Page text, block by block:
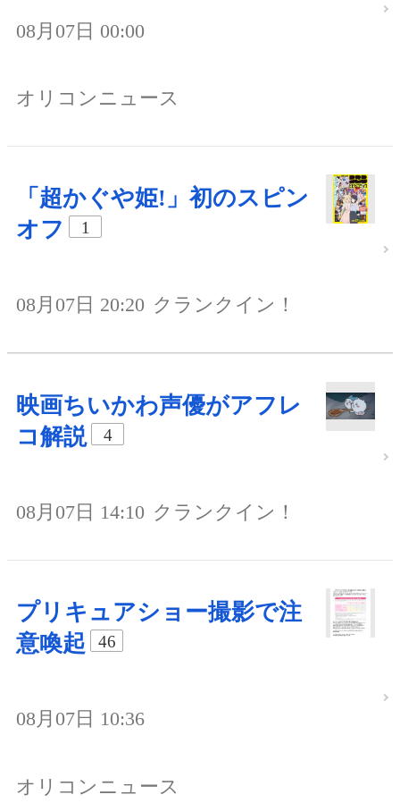
08月07日 00:00
オリコンニュース
「超かぐや姫!」初のスピン
オフ
1
08月07日 20:20 クランクイン！
映画ちいかわ声優がアフレ
コ解説
4
08月07日 14:10 クランクイン！
プリキュアショー撮影で注
意喚起
46
08月07日 10:36
オリコンニュース